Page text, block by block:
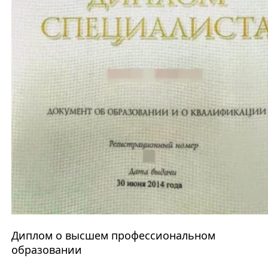
Диплом о высшем профессиональном
образовании